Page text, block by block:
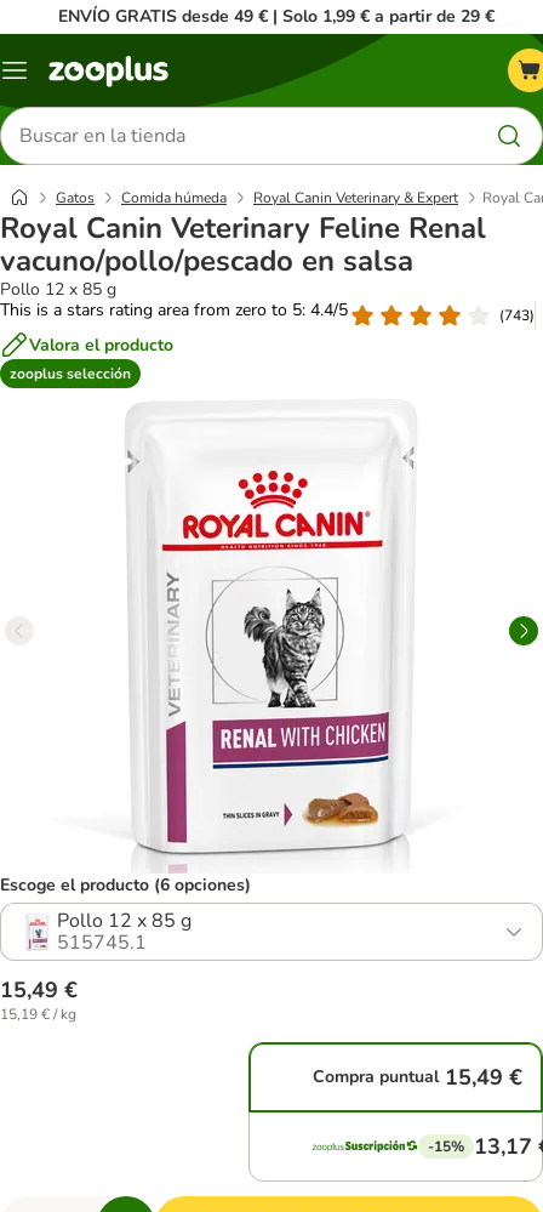
ENVÍO GRATIS desde 49 € | Solo 1,99 € a partir de 29 €
Menú
Buscar
productos
Gatos Comida húmeda Royal Canin Veterinary & Expert Royal
Royal Canin Veterinary Feline Renal
vacuno/pollo/pescado en salsa
Pollo 12 x 85 g
This is a stars rating area from zero to 5: 4.4/5
(743)
Valora el producto
zooplus selección
Escoge el producto (6 opciones)
Pollo 12 x 85 g
515745.1
15,49 €
15,19 € / kg
Compra puntual 15,49 €
-15% 13,17